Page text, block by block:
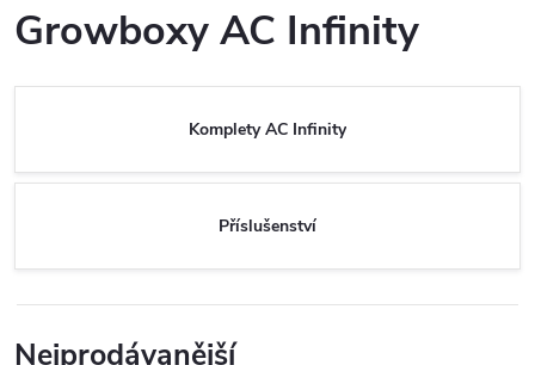
Growboxy AC Infinity
Komplety AC Infinity
Příslušenství
Nejprodávanější